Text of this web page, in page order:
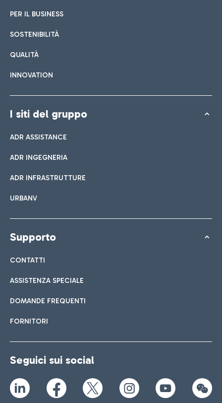
PER IL BUSINESS
SOSTENIBILITÀ
QUALITÀ
INNOVATION
I siti del gruppo
ADR ASSISTANCE
ADR INGEGNERIA
ADR INFRASTRUTTURE
URBANV
Supporto
CONTATTI
ASSISTENZA SPECIALE
DOMANDE FREQUENTI
FORNITORI
Seguici sui social